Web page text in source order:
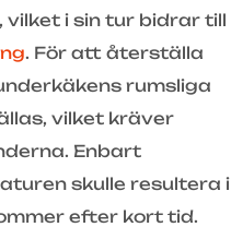
i sin tur bidrar till
. För att återställa
rumsliga
vilket kräver
Enbart
skulle resultera i
efter kort tid.